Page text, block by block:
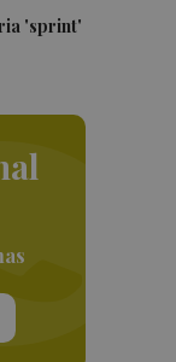
'sprint'